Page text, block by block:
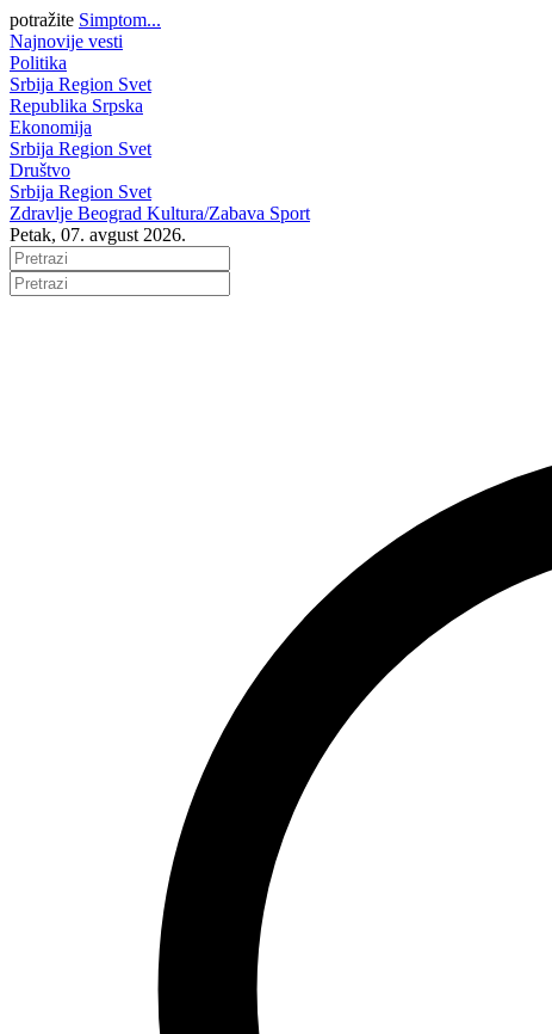
potražite Simptom...
Najnovije vesti
Politika
Srbija Region Svet
Republika Srpska
Ekonomija
Srbija Region Svet
Društvo
Srbija Region Svet
Zdravlje Beograd Kultura/Zabava Sport
Petak, 07. avgust 2026.